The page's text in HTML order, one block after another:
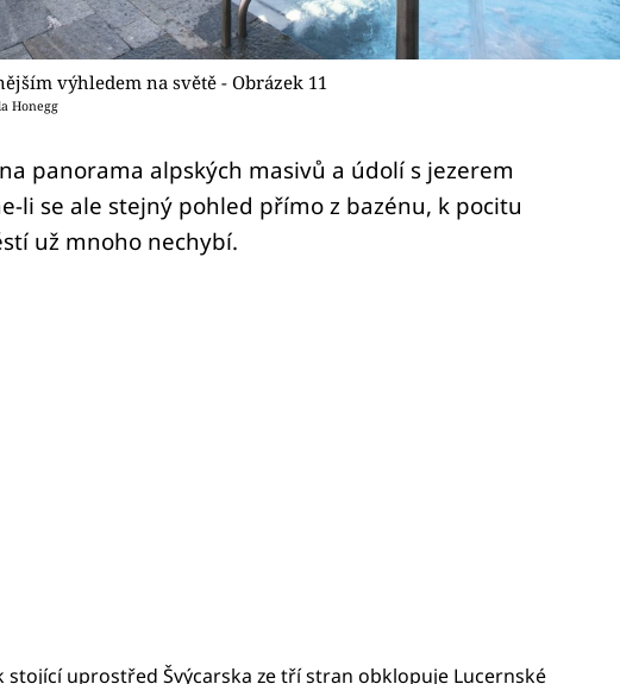
výhledem na světě - Obrázek 11
Honegg
panorama alpských masivů a údolí s jezerem
li se ale stejný pohled přímo z bazénu, k pocitu
už mnoho nechybí.
stojící uprostřed Švýcarska ze tří stran obklopuje Lucernské